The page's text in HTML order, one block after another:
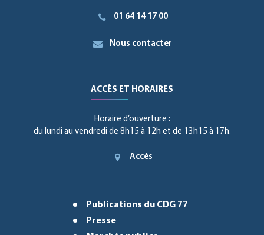
01 64 14 17 00
Nous contacter
ACCÈS ET HORAIRES
Horaire d’ouverture :
du lundi au vendredi de 8h15 à 12h et de 13h15 à 17h.
Accès
Publications du CDG 77
Presse